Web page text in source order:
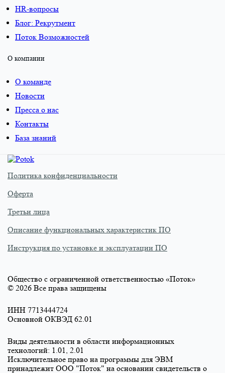
HR-вопросы
Блог: Рекрутмент
Поток Возможностей
О компании
О команде
Новости
Пресса о нас
Контакты
База знаний
Политика конфиденциальности
Оферта
Третьи лица
Описание функциональных характеристик ПО
Инструкция по установке и эксплуатации ПО
Общество с ограниченной ответственностью «Поток»
© 2026 Все права защищены
ИНН 7713444724
Основной ОКВЭД 62.01
Виды деятельности в области информационных
технологий: 1.01, 2.01
Исключительное право на программы для ЭВМ
принадлежит ООО "Поток" на основании свидетельств о